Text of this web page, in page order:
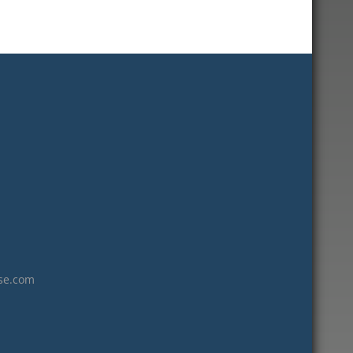
avril 2021